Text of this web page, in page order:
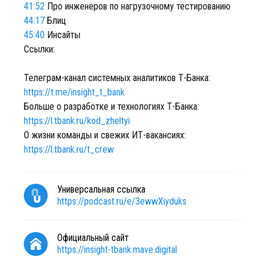
41:52 Про инженеров по нагрузочному тестированию
44:17 Блиц
45:40 Инсайты
Ссылки:
Телеграм-канал системных аналитиков Т-Банка:
https://t.me/insight_t_bank
Больше о разработке и технологиях Т-Банка:
https://l.tbank.ru/kod_zheltyi
О жизни команды и свежих ИТ-вакансиях:
https://l.tbank.ru/t_crew
Универсальная ссылка
https://podcast.ru/e/3ewwXiyduks
Официальный сайт
https://insight-tbank.mave.digital